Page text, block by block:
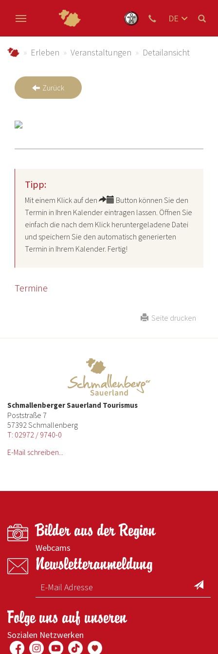
DE
schmallenberger-sauerland.de
Erleben Veranstaltungen Detailansicht
Zurück
Tipp:
Mit einem Klick auf den
Button können Sie den
Termin in Ihren Kalender eintragen lassen. Öffnen Sie
einfach die nach dem Klick heruntergeladene Datei
und speichern Sie den automatisch generierten
Termin in Ihrem Kalender. Fertig!
Termine
Seite drucken
Schmallenberger Sauerland Tourismus
Poststraße 7
57392 Schmallenberg
T: 02972 / 9740-0
E-Mail schreiben...
Bilder aus der Region
Webcams
Newsletteranmeldung
Folge uns auf unseren
Sozialen Netzwerken